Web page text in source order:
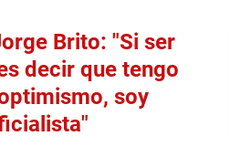
Brito: "Si ser
decir que tengo
soy